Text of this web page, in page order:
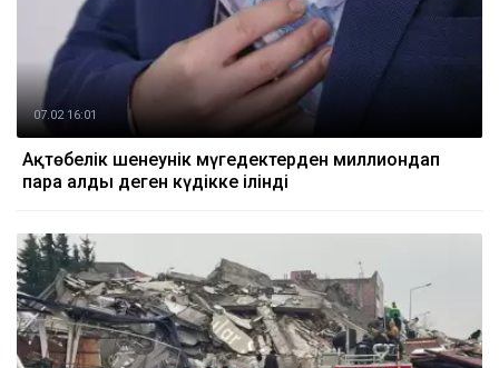
07.02 16:01
Ақтөбелік шенеунік мүгедектерден миллиондап
пара алды деген күдікке ілінді